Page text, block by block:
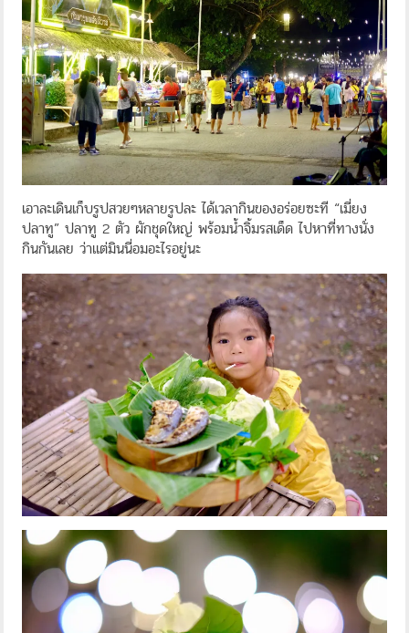
เอาละเดินเก็บรูปสวยๆหลายรูปละ ได้เวลากินของอร่อยซะที “เมี่ยง
ปลาทู” ปลาทู 2 ตัว ผักชุดใหญ่ พร้อมน้ำจิ้มรสเด็ด ไปหาที่ทางนั่ง
กินกันเลย ว่าแต่มินนี่อมอะไรอยู่นะ